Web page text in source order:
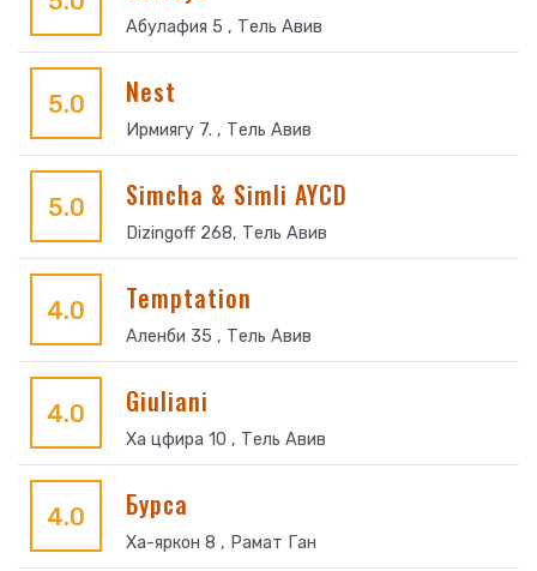
Абулафия 5 , Тель Авив
5.0 Nest
Ирмиягу 7. , Тель Авив
5.0 Simcha & Simli AYCD
Dizingoff 268, Тель Авив
4.0 Temptation
Аленби 35 , Тель Авив
4.0 Giuliani
Ха цфира 10 , Тель Авив
4.0 Бурса
Ха-яркон 8 , Рамат Ган